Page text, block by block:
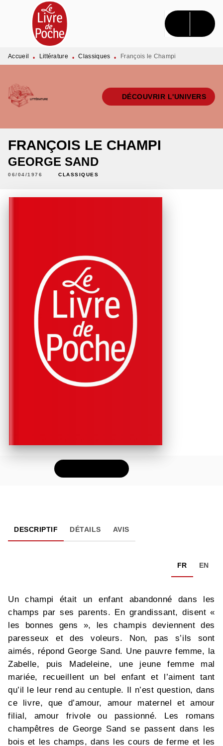
MENU RECHERCHE CONTENU
PIED DE PAGE
Accueil • Littérature • Classiques • François le Champi
DÉCOUVRIR L'UNIVERS
FRANÇOIS LE CHAMPI
GEORGE SAND
06/04/1976 CLASSIQUES
DESCRIPTIF DÉTAILS AVIS
FR EN
Un champi était un enfant abandonné dans les
champs par ses parents. En grandissant, disent «
les bonnes gens », les champis deviennent des
paresseux et des voleurs. Non, pas s’ils sont
aimés, répond George Sand. Une pauvre femme, la
Zabelle, puis Madeleine, une jeune femme mal
mariée, recueillent un bel enfant et l’aiment tant
qu’il le leur rend au centuple. Il n’est question, dans
ce livre, que d’amour, amour maternel et amour
filial, amour frivole ou passionné. Les romans
champêtres de George Sand se passent dans les
bois et les champs, dans les cours de ferme et les